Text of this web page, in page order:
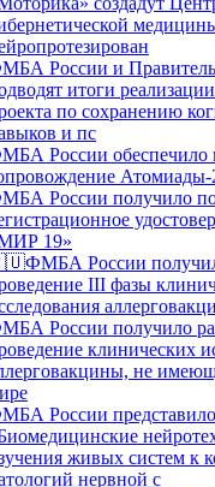
России и
итоги
по сохранению
и пс
России обеспечило
Атомиады-
России получило
19»
России
III фазы
России получило
клинических
не
России
живых систем к
нервной с